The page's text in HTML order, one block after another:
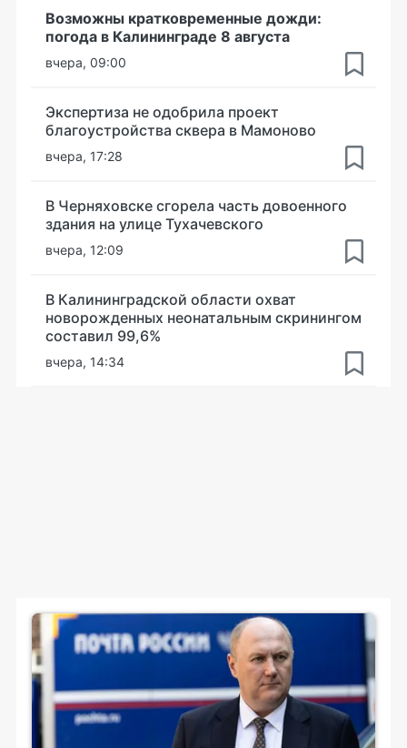
Возможны кратковременные дожди:
погода в Калининграде 8 августа
вчера, 09:00
Экспертиза не одобрила проект
благоустройства сквера в Мамоново
вчера, 17:28
В Черняховске сгорела часть довоенного
здания на улице Тухачевского
вчера, 12:09
В Калининградской области охват
новорожденных неонатальным скринингом
составил 99,6%
вчера, 14:34